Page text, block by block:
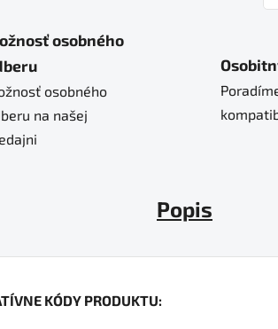
osobného
osobného
na našej
Popis
KÓDY PRODUKTU: